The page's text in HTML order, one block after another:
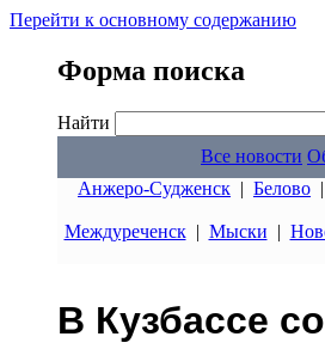
Перейти к основному содержанию
Форма поиска
Найти
Все новости
Анжеро-Судженск | Белово |
Междуреченск| Мыски |
В Кузбассе